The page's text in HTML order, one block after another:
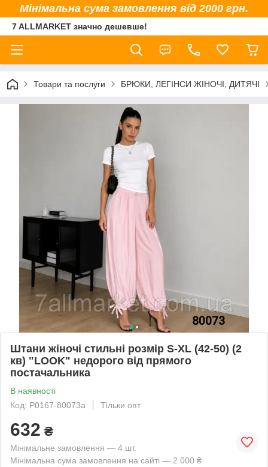
Мінімальна сума замовлення від 2000 грн.
7 ALLMARKET значно дешевше!
Товари та послуги БРЮКИ, ЛЕГІНСИ ЖІНОЧІ, ДИТЯЧІ
Штани жіночі стильні розмір S-XL (42-50) (2
кв) "LOOK" недорого від прямого
постачальника
В наявності
Код: P0167-80073a
Тільки опт
632 ₴
Мінімальне замовлення — 4 шт.
Мінімальна сума замовлення на сайті — 2 000 ₴